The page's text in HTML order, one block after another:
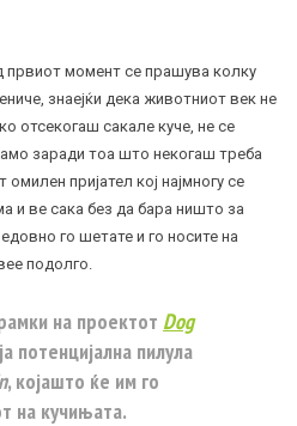
првиот момент се прашува колку
знаејќи дека животниот век не
отсекогаш сакале куче, не се
заради тоа што некогаш треба
пријател кој најмногу се
и ве сака без да бара ништо за
го шетате и го носите на
подолго.
на проектот Dog
потенцијална пилула
, којашто ќе им го
на кучињата.